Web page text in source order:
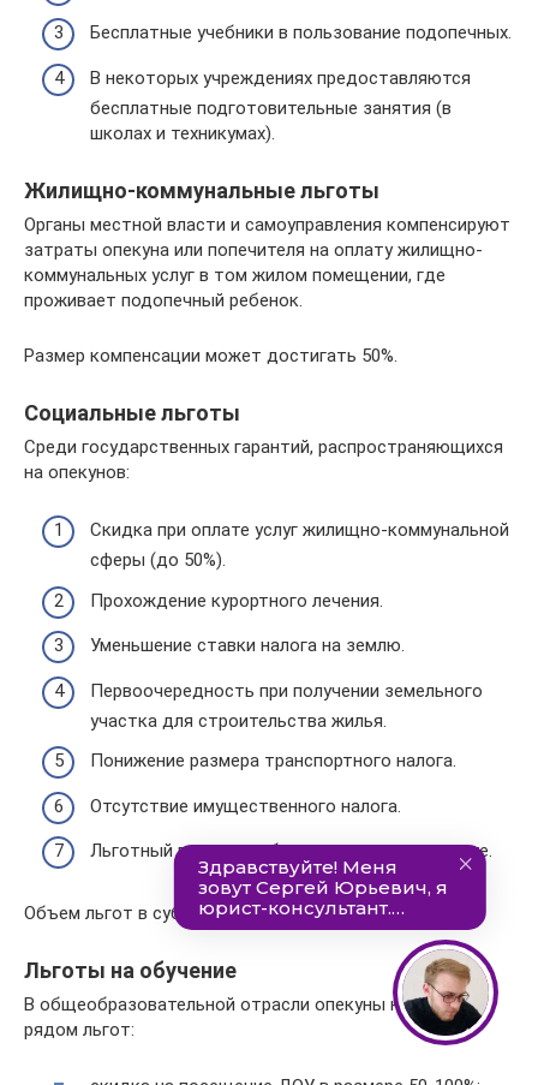
Бесплатные учебники в пользование подопечных.
В некоторых учреждениях предоставляются
бесплатные подготовительные занятия (в
школах и техникумах).
Жилищно-коммунальные льготы
Органы местной власти и самоуправления компенсируют
затраты опекуна или попечителя на оплату жилищно-
коммунальных услуг в том жилом помещении, где
проживает подопечный ребенок.
Размер компенсации может достигать 50%.
Социальные льготы
Среди государственных гарантий, распространяющихся
на опекунов:
Скидка при оплате услуг жилищно-коммунальной
сферы (до 50%).
Прохождение курортного лечения.
Уменьшение ставки налога на землю.
Первоочередность при получении земельного
участка для строительства жилья.
Понижение размера транспортного налога.
Отсутствие имущественного налога.
Льготный проезд в общественном транспорте.
Объем льгот в субъектах Федерации отличается.
Льготы на обучение
В общеобразовательной отрасли опекуны наделены
рядом льгот: